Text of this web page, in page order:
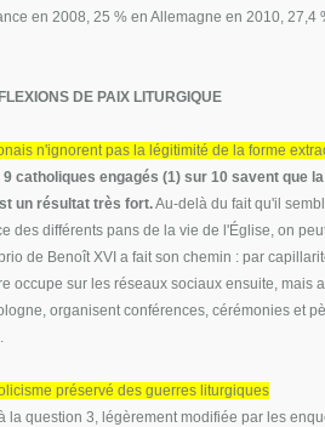
en 2008, 25 % en Allemagne en 2010, 27,4
DE PAIX LITURGIQUE
n'ignorent pas la légitimité de la forme
9 catholiques engagés (1) sur 10 savent que
un résultat très fort.Au-delà du fait qu'il
des différents pans de la vie de l'Église, on
de Benoît XVI a fait son chemin : par
occupe sur les réseaux sociaux ensuite, mais
organisent conférences, cérémonies et
préservé des guerres liturgiques
la question 3, légèrement modifiée par les